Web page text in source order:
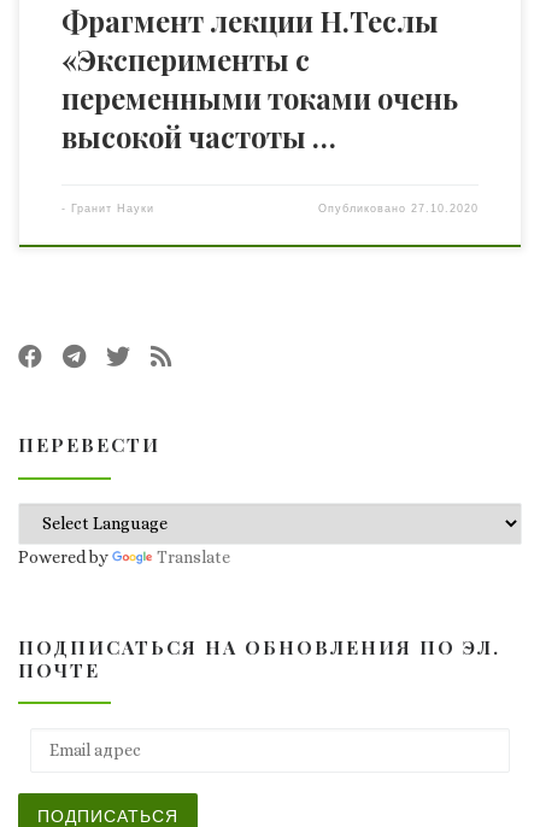
Фрагмент лекции Н.Теслы
«Эксперименты с
переменными токами очень
высокой частоты …
- Гранит Науки Опубликовано 27.10.2020
ПЕРЕВЕСТИ
Powered by Translate
ПОДПИСАТЬСЯ НА ОБНОВЛЕНИЯ ПО ЭЛ.
ПОЧТЕ
ПОДПИСАТЬСЯ